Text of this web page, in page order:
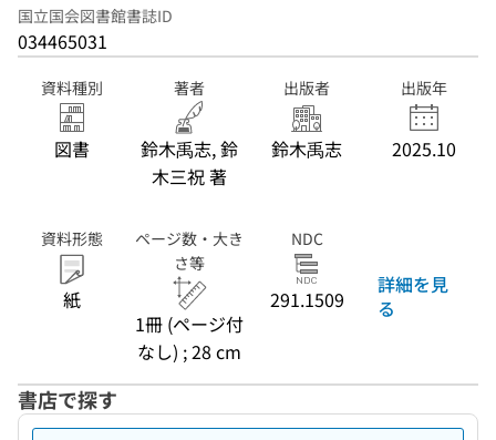
国立国会図書館書誌ID
034465031
資料種別
図書
著者
鈴木禹志, 鈴
木三祝 著
出版者
鈴木禹志
出版年
2025.10
資料形態
紙
ページ数・大き
さ等
1冊 (ページ付
なし) ; 28 cm
NDC
291.1509
詳細を見
る
書店で探す